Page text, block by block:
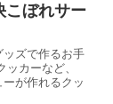
ぼれサー
ッズで作るお手
カーなど、
が作れるクッ